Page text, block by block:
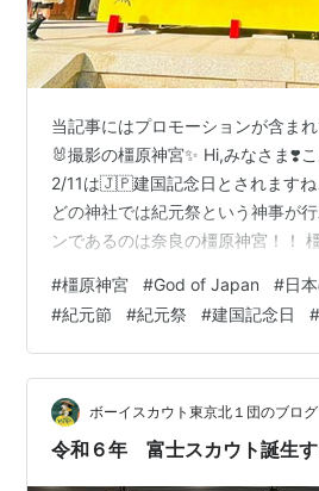
当記事にはプロモーションが含ま
🐰撮影の橿原神宮✨ Hi,みなさま❣️
2/11は🇯🇵建国記念日とされますね
どの神社では紀元祭という神事が
ンであるのは奈良の橿原神宮！！
余彦尊 (カムヤマトイワレビコノミ
名は多いので漢字や表記は神社や書
なりますので あしからず。 ⭐️神武
鈴媛 (ヒメタタライスズヒメノミ
徳✨ ［難題困難からの突破克服,開
#橿原神宮 #God of Japan #日
#紀元節 #紀元祭 #建国記念日
ボーイスカウト東京北１団のブログ
令和６年 富士スカウト誕生す